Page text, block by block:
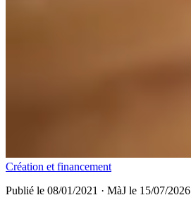
Création et financement
Publié le 08/01/2021 · MàJ le 15/07/2026